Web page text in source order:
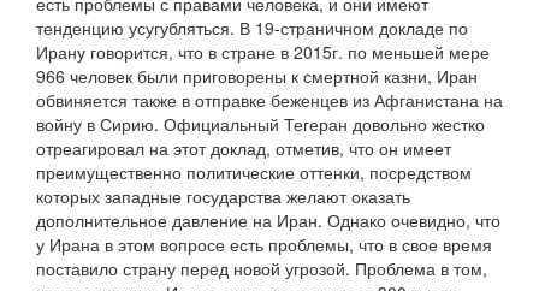
тенденцию усугубляться. В 19-страничном докладе по
Ирану говорится, что в стране в 2015г. по меньшей мере
966 человек были приговорены к смертной казни, Иран
обвиняется также в отправке беженцев из Афганистана на
войну в Сирию. Официальный Тегеран довольно жестко
отреагировал на этот доклад, отметив, что он имеет
преимущественно политические оттенки, посредством
которых западные государства желают оказать
дополнительное давление на Иран. Однако очевидно, что
у Ирана в этом вопросе есть проблемы, что в свое время
поставило страну перед новой угрозой. Проблема в том,